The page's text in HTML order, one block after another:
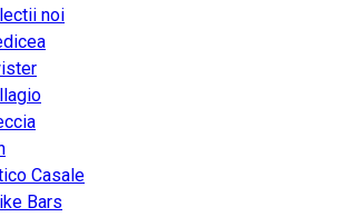
noi
Casale
Bars